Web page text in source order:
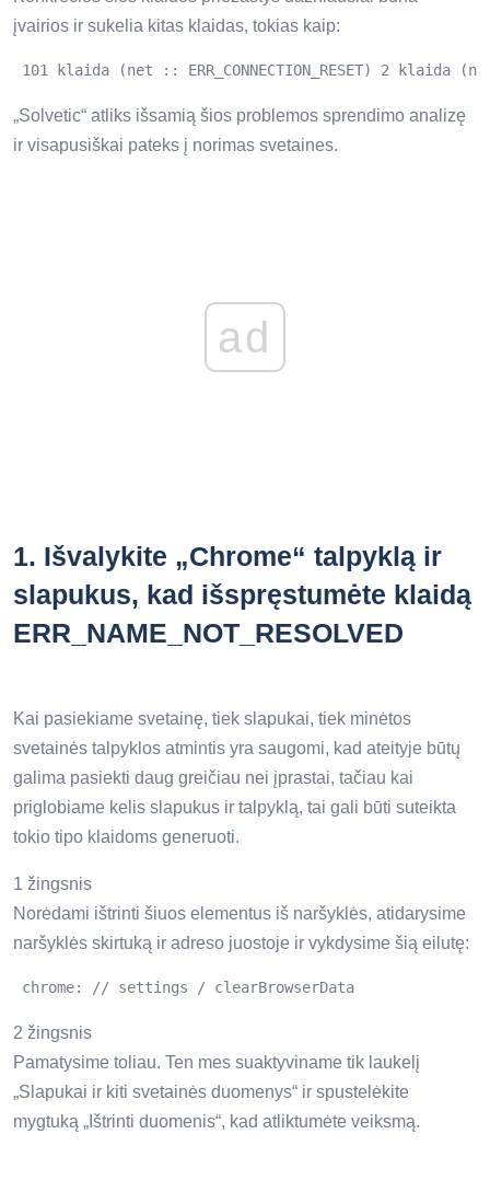
įvairios ir sukelia kitas klaidas, tokias kaip:
101 klaida (net :: ERR_CONNECTION_RESET) 2 klaida
„Solvetic“ atliks išsamią šios problemos sprendimo analizę
ir visapusiškai pateks į norimas svetaines.
ad
1. Išvalykite „Chrome“ talpyklą ir
slapukus, kad išspręstumėte klaidą
ERR_NAME_NOT_RESOLVED
Kai pasiekiame svetainę, tiek slapukai, tiek minėtos
svetainės talpyklos atmintis yra saugomi, kad ateityje būtų
galima pasiekti daug greičiau nei įprastai, tačiau kai
priglobiame kelis slapukus ir talpyklą, tai gali būti suteikta
tokio tipo klaidoms generuoti.
1 žingsnis
Norėdami ištrinti šiuos elementus iš naršyklės, atidarysime
naršyklės skirtuką ir adreso juostoje ir vykdysime šią eilutę:
chrome: // settings / clearBrowserData
2 žingsnis
Pamatysime toliau. Ten mes suaktyviname tik laukelį
„Slapukai ir kiti svetainės duomenys“ ir spustelėkite
mygtuką „Ištrinti duomenis“, kad atliktumėte veiksmą.